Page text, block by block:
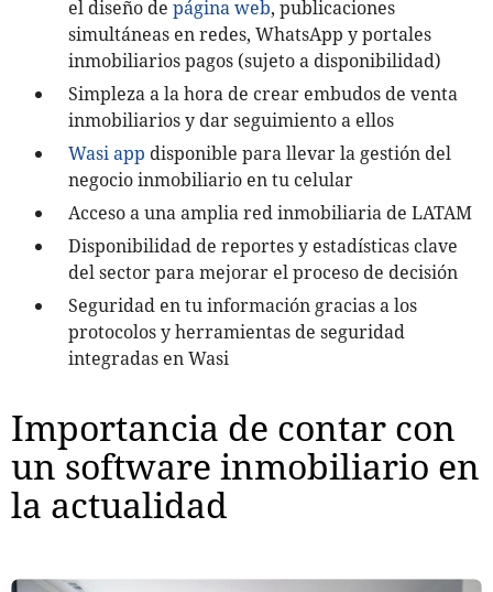
el diseño de página web, publicaciones
simultáneas en redes, WhatsApp y portales
inmobiliarios pagos (sujeto a disponibilidad)
Simpleza a la hora de crear embudos de venta
inmobiliarios y dar seguimiento a ellos
Wasi app disponible para llevar la gestión del
negocio inmobiliario en tu celular
Acceso a una amplia red inmobiliaria de LATAM
Disponibilidad de reportes y estadísticas clave
del sector para mejorar el proceso de decisión
Seguridad en tu información gracias a los
protocolos y herramientas de seguridad
integradas en Wasi
Importancia de contar con
un software inmobiliario en
la actualidad